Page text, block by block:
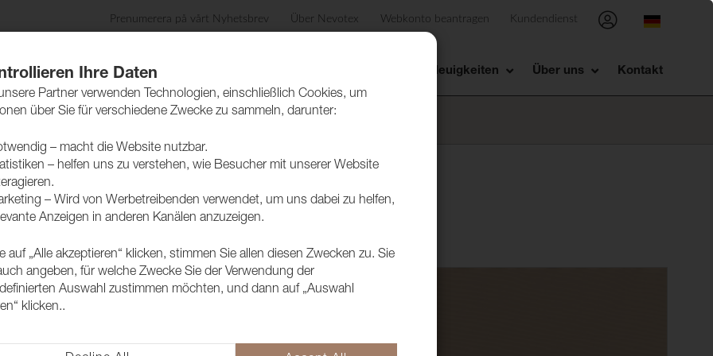
Prenumerera på vårt Nyhetsbrev Über Nevotex Webkonto beantragen Kundendienst
Pflegetipps Nachhaltigkeit Neuigkeiten Über uns Kontakt
Ihre Daten
Partner verwenden Technologien, einschließlich Cookies, um
über Sie für verschiedene Zwecke zu sammeln, darunter:
– macht die Website nutzbar.
– helfen uns zu verstehen, wie Besucher mit unserer Website
– Wird von Werbetreibenden verwendet, um uns dabei zu helfen,
Anzeigen in anderen Kanälen anzuzeigen.
auf „Alle akzeptieren“ klicken, stimmen Sie allen diesen Zwecken zu. Sie
angeben, für welche Zwecke Sie der Verwendung der
Auswahl zustimmen möchten, und dann auf „Auswahl
klicken..